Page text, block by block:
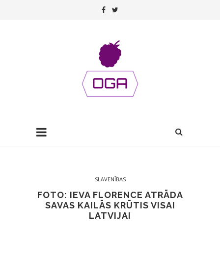
SLAVENĪBAS
FOTO: IEVA FLORENCE ATRĀDA
SAVAS KAILĀS KRŪTIS VISAI
LATVIJAI